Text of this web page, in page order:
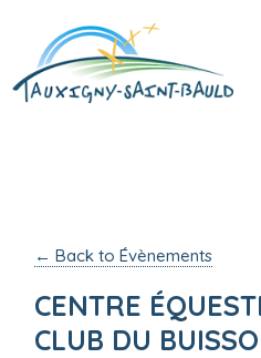
← Back to Évènements
CENTRE
CLUB DU